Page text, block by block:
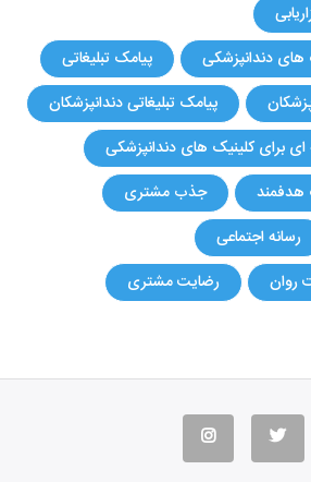
های دندانپزشکی
پیامک تبلیغاتی
پیامک تبلیغاتی دندانپزشکان
برای کلینیک های دندانپزشکی
هدفمند
جذب مشتری
رسانه اجتماعی
روان
رضایت مشتری